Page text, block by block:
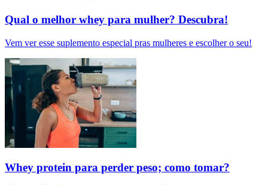
Qual o melhor whey para mulher? Descubra!
Vem ver esse suplemento especial pras mulheres e escolher o seu!
Whey protein para perder peso; como tomar?